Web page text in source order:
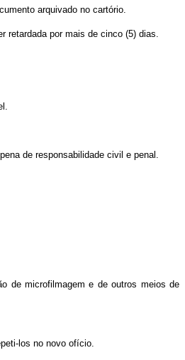
arquivado no cartório.
por mais de cinco (5) dias.
de responsabilidade civil e penal.
de microfilmagem e de outros meios de
los no novo ofício.